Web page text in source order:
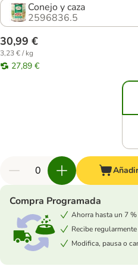
Conejo y caza
2596836.5
30,99 €
3,23 € / kg
27,89 €
Compra Programada
Ahorra hasta un 7
Recibe
Modifica, pausa o